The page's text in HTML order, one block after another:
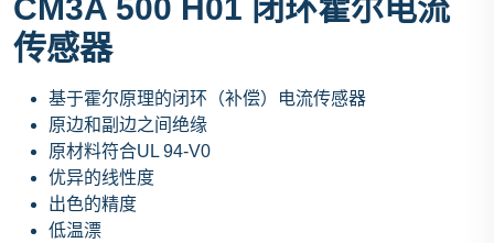
CM3A 500 H01 闭环霍尔电流
传感器
基于霍尔原理的闭环（补偿）电流传感器
原边和副边之间绝缘
原材料符合UL 94-V0
优异的线性度
出色的精度
低温漂